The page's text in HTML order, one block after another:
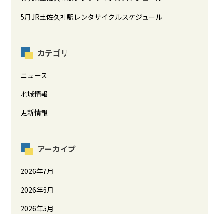
5月JR土佐久礼駅レンタサイクルスケジュール
カテゴリ
ニュース
地域情報
更新情報
アーカイブ
2026年7月
2026年6月
2026年5月